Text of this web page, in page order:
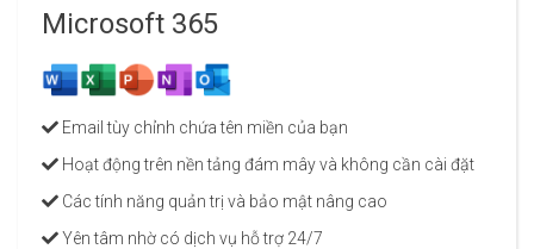
Microsoft 365
Email tùy chỉnh chứa tên miền của bạn
Hoạt động trên nền tảng đám mây và không cần cài đặt
Các tính năng quản trị và bảo mật nâng cao
Yên tâm nhờ có dịch vụ hỗ trợ 24/7